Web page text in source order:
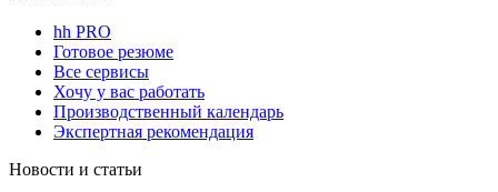
hh PRO
Готовое резюме
Все сервисы
Хочу у вас работать
Производственный календарь
Экспертная рекомендация
Новости и статьи